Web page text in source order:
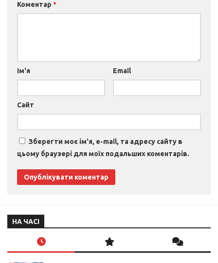
Коментар *
Ім'я Email
Сайт
Зберегти моє ім'я, e-mail, та адресу сайту в
цьому браузері для моїх подальших коментарів.
НА ЧАСІ